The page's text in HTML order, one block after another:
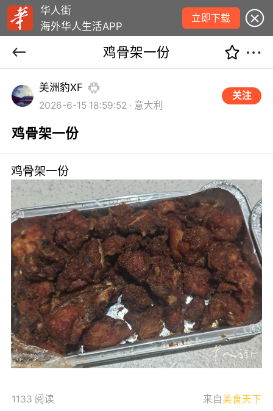
华人街
海外华人生活APP
立即下载
鸡骨架一份
美洲豹XF
2026-6-15 18:59:52 · 意大利
关注
鸡骨架一份
鸡骨架一份
1133 阅读 来自美食天下